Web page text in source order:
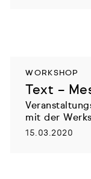
WORKSHOP
Text –
mit der
15.03.2020